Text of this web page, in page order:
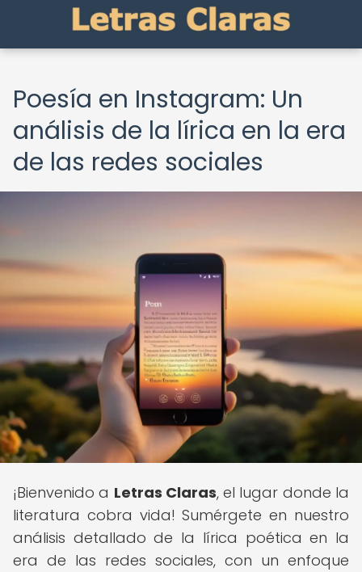
Poesía en Instagram: Un
análisis de la lírica en la era
de las redes sociales
¡Bienvenido a Letras Claras, el lugar donde la
literatura cobra vida! Sumérgete en nuestro
análisis detallado de la lírica poética en la
era de las redes sociales, con un enfoque